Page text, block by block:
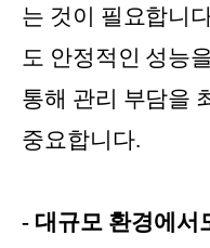
는 것이 필요합니
도 안정적인 성능
통해 관리 부담을
중요합니다.
- 대규모 환경에서